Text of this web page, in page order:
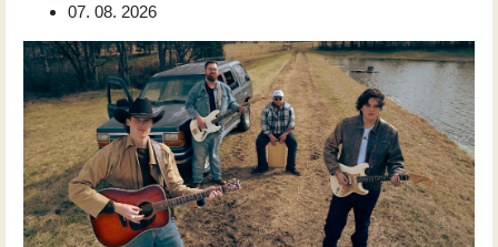
07. 08. 2026